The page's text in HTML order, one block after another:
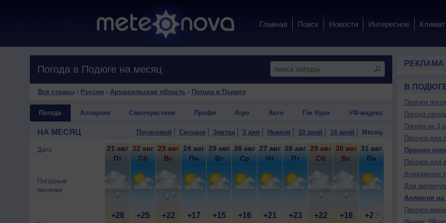
Главная Поиск Новости Интересное Климат
Погода в Подюге на месяц
Все страны › Россия › Архангельская область › Погода в Подюге
Погода Аллергия Самочувствие Профи Агро Авто Г/м бури УФ-индекс
НА МЕСЯЦ Почасовой Сегодня Завтра 3 дня Неделя 10 дней 14 дней Месяц
Дата
Погодные
явления
21 авг
Пт
+26
22 авг
Сб
+25
23 авг
Вс
+22
24 авг
Пн
+17
25 авг
Вт
+15
26 авг
Ср
+16
27 авг
Чт
+21
28 авг
Пт
+23
29 авг
Сб
+22
30 авг
Вс
+16
31 авг
Пн
+22
1 сен
2 сен
+24
3
РЕКЛАМА
В
Прогноз
Погода
Погода на 3
Прогноз для
Прогноз
Прогноз для
Агропрогноз
Для
Аллергия на
Прогноз